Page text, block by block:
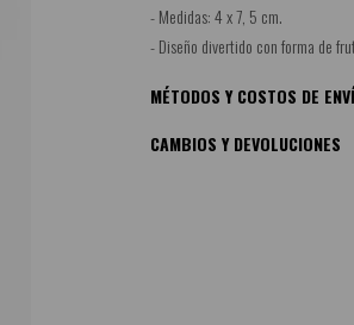
- Medidas: 4 x 7, 5 cm.
- Diseño divertido con forma de
MÉTODOS Y COSTOS DE
CAMBIOS Y DEVOLUCIONES